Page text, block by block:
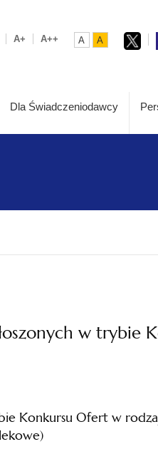
A+ A++ A A
Dla Świadczeniodawcy
w trybie
Konkursu Ofert w